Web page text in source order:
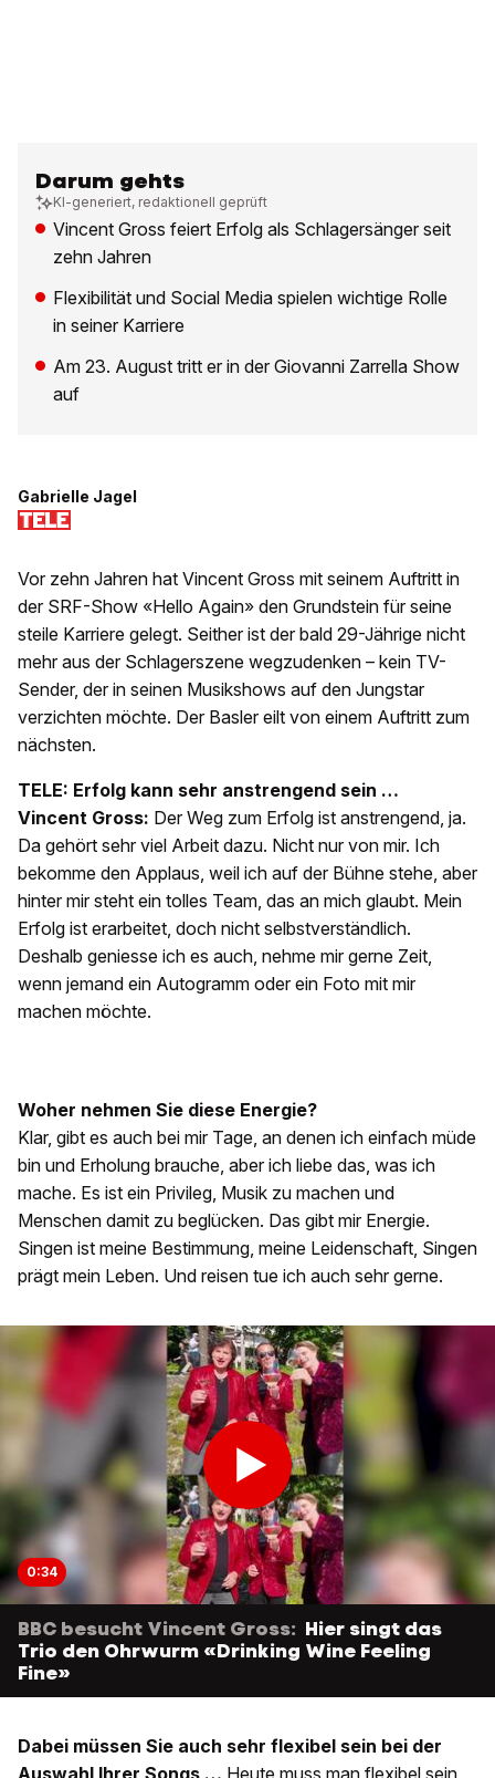
Darum gehts
KI-generiert, redaktionell geprüft
Vincent Gross feiert Erfolg als Schlagersänger seit
zehn Jahren
Flexibilität und Social Media spielen wichtige Rolle
in seiner Karriere
Am 23. August tritt er in der Giovanni Zarrella Show
auf
Gabrielle Jagel
Vor zehn Jahren hat Vincent Gross mit seinem Auftritt in
der SRF-Show «Hello Again» den Grundstein für seine
steile Karriere gelegt. Seither ist der bald 29-Jährige nicht
mehr aus der Schlagerszene wegzudenken – kein TV-
Sender, der in seinen Musikshows auf den Jungstar
verzichten möchte. Der Basler eilt von einem Auftritt zum
nächsten.
TELE: Erfolg kann sehr anstrengend sein …
Vincent Gross: Der Weg zum Erfolg ist anstrengend, ja.
Da gehört sehr viel Arbeit dazu. Nicht nur von mir. Ich
bekomme den Applaus, weil ich auf der Bühne stehe, aber
hinter mir steht ein tolles Team, das an mich glaubt. Mein
Erfolg ist erarbeitet, doch nicht selbstverständlich.
Deshalb geniesse ich es auch, nehme mir gerne Zeit,
wenn jemand ein Autogramm oder ein Foto mit mir
machen möchte.
Woher nehmen Sie diese Energie?
Klar, gibt es auch bei mir Tage, an denen ich einfach müde
bin und Erholung brauche, aber ich liebe das, was ich
mache. Es ist ein Privileg, Musik zu machen und
Menschen damit zu beglücken. Das gibt mir Energie.
Singen ist meine Bestimmung, meine Leidenschaft, Singen
prägt mein Leben. Und reisen tue ich auch sehr gerne.
0:34
BBC besucht Vincent Gross: Hier singt das
Trio den Ohrwurm «Drinking Wine Feeling
Fine»
Dabei müssen Sie auch sehr flexibel sein bei der